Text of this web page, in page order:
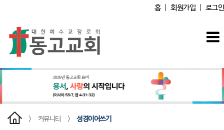
홈 회원가입 로그인
> 커뮤니티 > 성경이어쓰기